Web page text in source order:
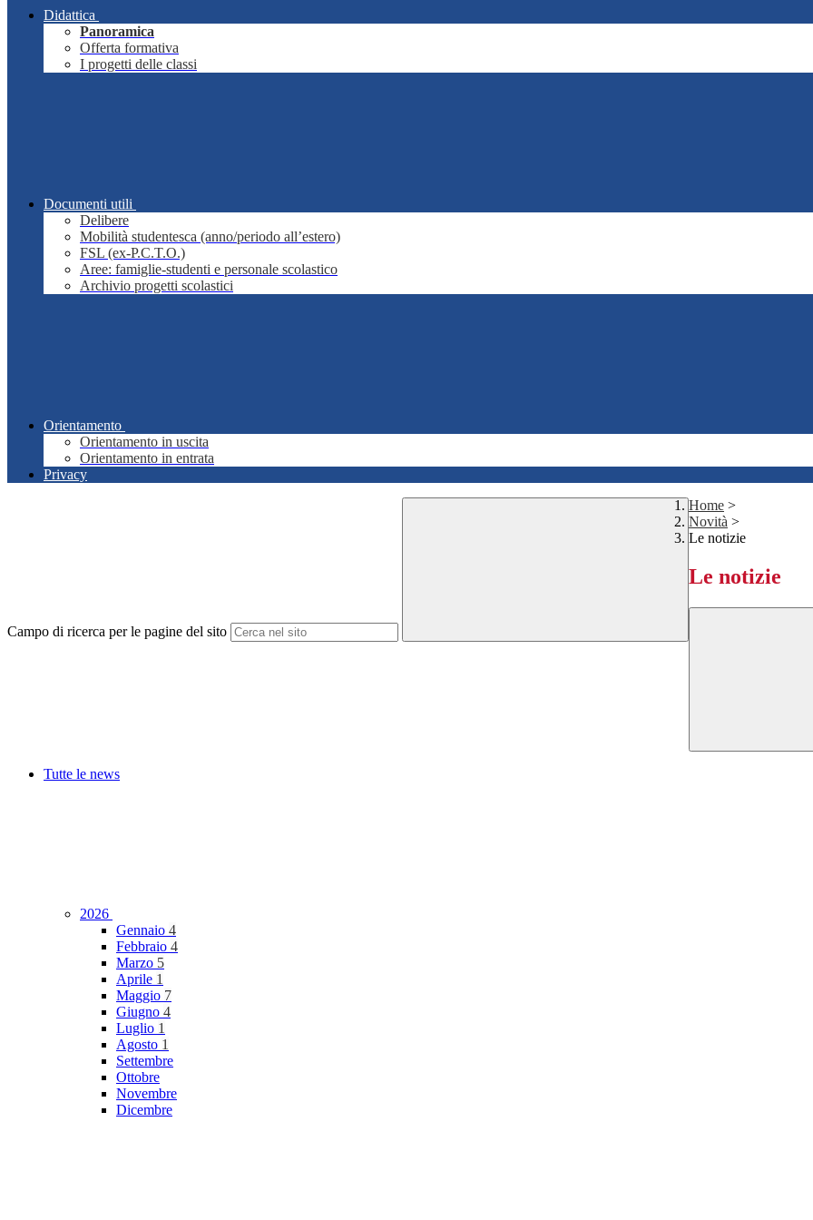
Didattica
Panoramica
Offerta formativa
I progetti delle classi
Documenti utili
Delibere
Mobilità studentesca (anno/periodo all’estero)
FSL (ex-P.C.T.O.)
Aree: famiglie-studenti e personale scolastico
Archivio progetti scolastici
Orientamento
Orientamento in uscita
Orientamento in entrata
Privacy
Campo di ricerca per le pagine del sito
Home >
Novità >
Le notizie
Le notizie
Tutte le news
2026
Gennaio 4
Febbraio 4
Marzo 5
Aprile 1
Maggio 7
Giugno 4
Luglio 1
Agosto 1
Settembre
Ottobre
Novembre
Dicembre